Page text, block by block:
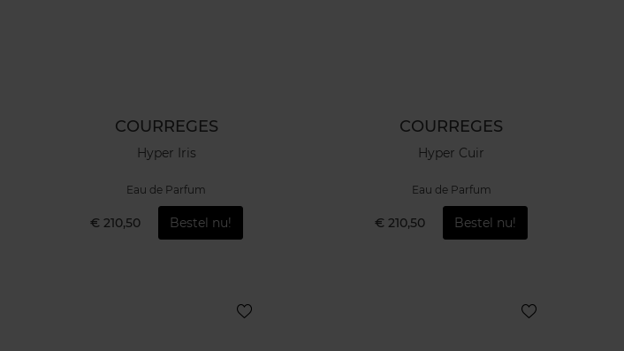
COURREGES
Hyper Iris
Eau de Parfum
€ 210,50 Bestel nu!
COURREGES
Hyper Cuir
Eau de Parfum
€ 210,50 Bestel nu!